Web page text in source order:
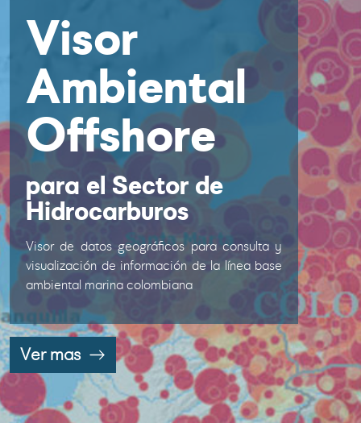
Visor
Ambiental
Offshore
para el Sector de
Hidrocarburos
Visor de datos geográficos para consulta y
visualización de información de la línea base
ambiental marina colombiana
Ver mas